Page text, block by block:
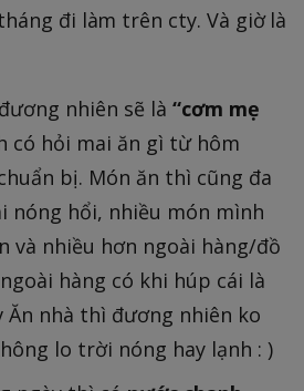
đi làm trên cty. Và giờ là
nhiên sẽ là “cơm mẹ
có hỏi mai ăn gì từ hôm
bị. Món ăn thì cũng đa
nóng hổi, nhiều món mình
và nhiều hơn ngoài hàng/đồ
hàng có khi húp cái là
Ăn nhà thì đương nhiên ko
lo trời nóng hay lạnh : )